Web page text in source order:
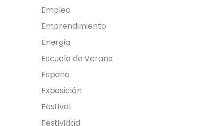
Empleo
Emprendimiento
Energia
Escuela de Verano
España
Exposición
Festival
Festividad